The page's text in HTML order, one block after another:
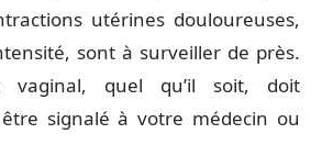
utérines douloureuses,
sont à surveiller de près.
vaginal, quel qu’il soit, doit
signalé à votre médecin ou